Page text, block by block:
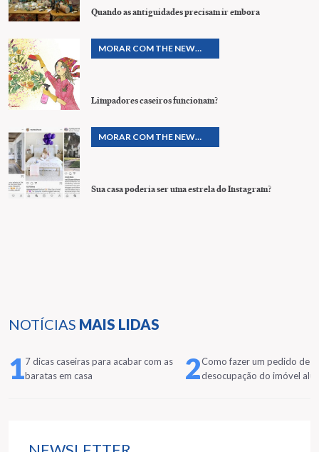
NOTÍCIAS MAIS LIDAS
17 dicas caseiras para acabar com as
baratas em casa
2Como fazer um pedido de
desocupação do imóvel
Quando as antiguidades precisam ir embora
MORAR COM THE NEW
Limpadores caseiros funcionam?
MORAR COM THE NEW
Sua casa poderia ser uma estrela do Instagram?